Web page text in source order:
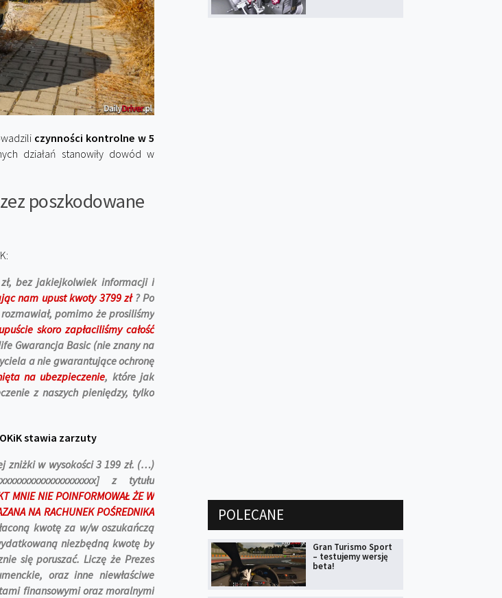
czynności kontrolne w 5
działań stanowiły dowód w
poszkodowane
bez jakiejkolwiek informacji i
nam upust kwoty 3799 zł? Po
pomimo że prosiliśmy
skoro zapłaciliśmy całość
Gwarancja Basic (nie znany na
a nie gwarantujące ochronę
na ubezpieczenie, które jak
z naszych pieniędzy, tylko
stawia zarzuty
zniżki w wysokości 3 199 zł. (…)
z tytułu
MNIE NIE POINFORMOWAŁ ŻE W
NA RACHUNEK POŚREDNIKA
kwotę za w/w oszukańczą
niezbędną kwotę by
się poruszać. Liczę że Prezes
oraz inne niewłaściwe
finansowymi oraz moralnymi
POLECANE
Gran Turismo Sport
– testujemy wersję
beta!